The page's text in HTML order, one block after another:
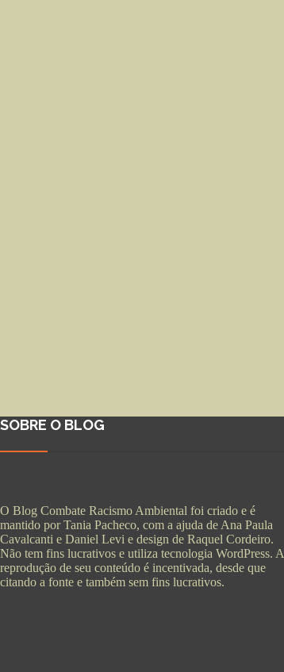
SOBRE O BLOG
O Blog Combate Racismo Ambiental foi criado e é
mantido por Tania Pacheco, com a ajuda de Ana Paula
Cavalcanti e Daniel Levi e design de Raquel Cordeiro.
Não tem fins lucrativos e utiliza tecnologia WordPress. A
reprodução de seu conteúdo é incentivada, desde que
citando a fonte e também sem fins lucrativos.